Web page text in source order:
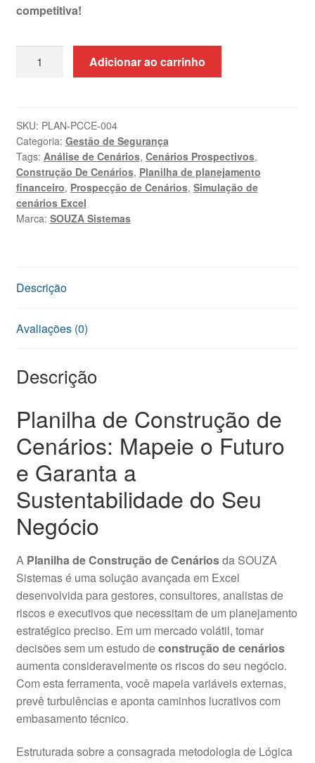
competitiva!
Cenários
Excel
+
Treinamento
quantidade
Adicionar ao carrinho
SKU: PLAN-PCCE-004
Categoria: Gestão de Segurança
Tags: Análise de Cenários, Cenários Prospectivos,
Construção De Cenários, Planilha de planejamento
financeiro, Prospecção de Cenários, Simulação de
cenários Excel
Marca: SOUZA Sistemas
Descrição
Avaliações (0)
Descrição
Planilha de Construção de
Cenários: Mapeie o Futuro
e Garanta a
Sustentabilidade do Seu
Negócio
A Planilha de Construção de Cenáriosda SOUZA
Sistemas é uma solução avançada em Excel
desenvolvida para gestores, consultores, analistas de
riscos e executivos que necessitam de um planejamento
estratégico preciso. Em um mercado volátil, tomar
decisões sem um estudo deconstrução de cenários
aumenta consideravelmente os riscos do seu negócio.
Com esta ferramenta, você mapeia variáveis externas,
prevê turbulências e aponta caminhos lucrativos com
embasamento técnico.
Estruturada sobre a consagrada metodologia de Lógica